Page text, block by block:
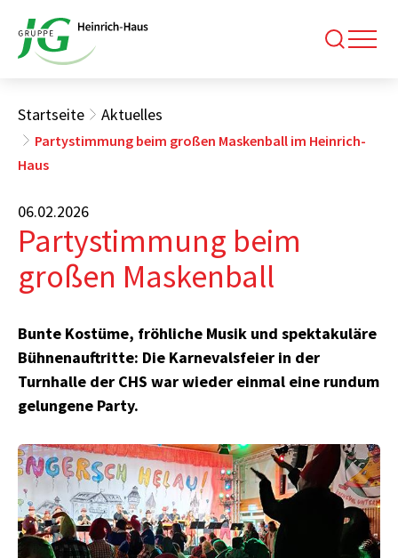
Startseite Aktuelles
Partystimmung beim großen Maskenball im Heinrich-
Haus
06.02.2026
Partystimmung beim
großen Maskenball
Bunte Kostüme, fröhliche Musik und spektakuläre
Bühnenauftritte: Die Karnevalsfeier in der
Turnhalle der CHS war wieder einmal eine rundum
gelungene Party.